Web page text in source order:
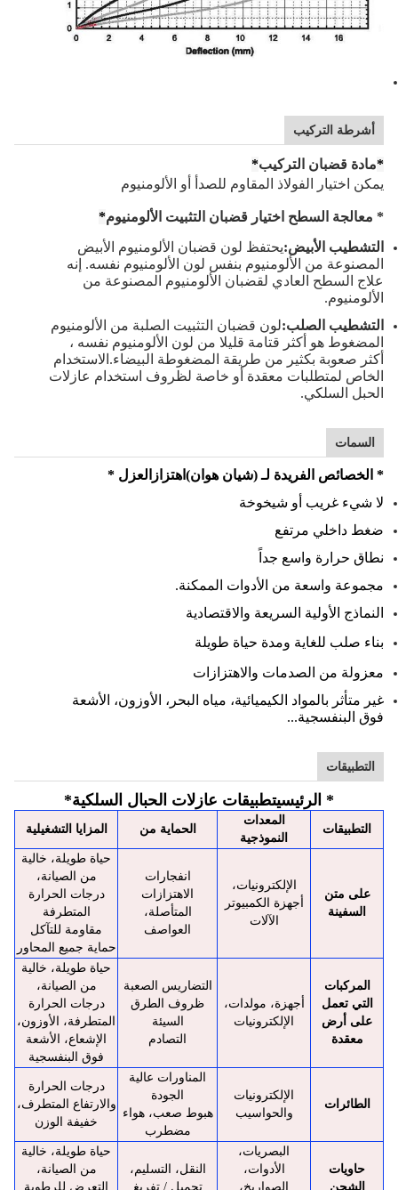
أشرطة التركيب
*مادة قضبان التركيب*
يمكن اختيار الفولاذ المقاوم للصدأ أو الألومنيوم
* معالجة السطح اختيار قضبان التثبيت الألومنيوم*
التشطيب الأبيض:يحتفظ لون قضبان الألومنيوم الأبيض
المصنوعة من الألومنيوم بنفس لون الألومنيوم نفسه. إنه
علاج السطح العادي لقضبان الألومنيوم المصنوعة من
الألومنيوم.
التشطيب الصلب:لون قضبان التثبيت الصلبة من الألومنيوم
المضغوط هو أكثر قتامة قليلا من لون الألومنيوم نفسه ،
أكثر صعوبة بكثير من طريقة المضغوطة البيضاء.الاستخدام
الخاص لمتطلبات معقدة أو خاصة لظروف استخدام عازلات
الحبل السلكي.
السمات
* الخصائص الفريدة لـ (شيان هوان)اهتزازالعزل *
لا شيء غريب أو شيخوخة
ضغط داخلي مرتفع
نطاق حرارة واسع جداً
مجموعة واسعة من الأدوات الممكنة.
النماذج الأولية السريعة والاقتصادية
بناء صلب للغاية ومدة حياة طويلة
معزولة من الصدمات والاهتزازات
غير متأثر بالمواد الكيميائية، مياه البحر، الأوزون، الأشعة
فوق البنفسجية...
التطبيقات
* الرئيسيتطبيقات عازلات الحبال السلكية*
التطبيقات
المعدات
النموذجية
الحماية من المزايا التشغيلية
على متن
السفينة
الإلكترونيات،
أجهزة الكمبيوتر
الآلات
انفجارات
الاهتزازات
المتأصلة،
العواصف
حياة طويلة، خالية
من الصيانة،
درجات الحرارة
المتطرفة
مقاومة للتآكل
حماية جميع المحاور
المركبات
التي تعمل
على أرض
معقدة
أجهزة، مولدات،
الإلكترونيات
التضاريس الصعبة
ظروف الطرق
السيئة
التصادم
حياة طويلة، خالية
من الصيانة،
درجات الحرارة
المتطرفة، الأوزون،
الإشعاع، الأشعة
فوق البنفسجية
الطائرات
الإلكترونيات
والحواسيب
المناورات عالية
الجودة
هبوط صعب، هواء
مضطرب
درجات الحرارة
والارتفاع المتطرف،
خفيفة الوزن
حاويات
الشحن
البصريات،
الأدوات،
الصواريخ،
النقل، التسليم،
تحميل / تفريغ
حياة طويلة، خالية
من الصيانة،
التعرض للرطوبة